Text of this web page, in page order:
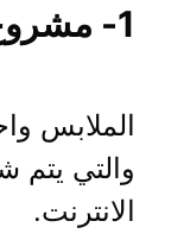
1- مشروع متجر لبيع الملابس
الملابس
والتي يتم
الانترنت.